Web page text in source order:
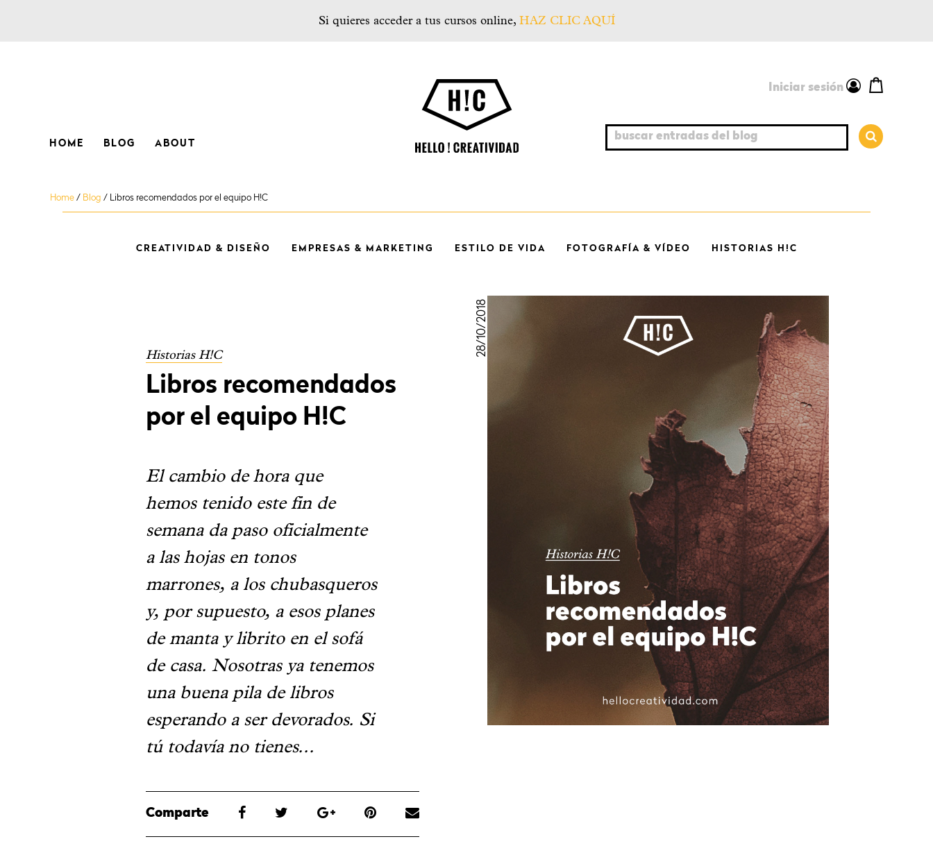
Si quieres acceder a tus cursos online, HAZ CLIC AQUÍ
HOME BLOG ABOUT
Iniciar sesión
buscar entradas del blog
Home / Blog / Libros recomendados por el equipo H!C
CREATIVIDAD & DISEÑO EMPRESAS & MARKETING ESTILO DE VIDA FOTOGRAFÍA & VÍDEO HISTORIAS H!C
28/10/2018
Historias H!C
Libros recomendados
por el equipo H!C
El cambio de hora que
hemos tenido este fin de
semana da paso oficialmente
a las hojas en tonos
marrones, a los chubasqueros
y, por supuesto, a esos planes
de manta y librito en el sofá
de casa. Nosotras ya tenemos
una buena pila de libros
esperando a ser devorados. Si
tú todavía no tienes...
Comparte